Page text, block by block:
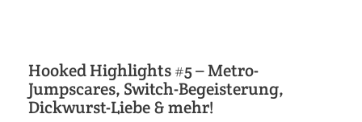
Hooked Highlights #5 – Metro-
Jumpscares, Switch-Begeisterung,
Dickwurst-Liebe & mehr!